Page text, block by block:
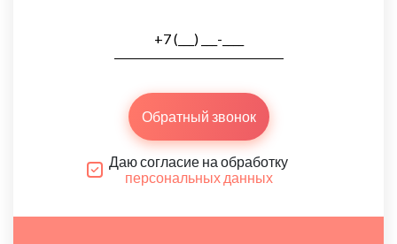
Обратный звонок
Даю согласие на обработку
персональных данных